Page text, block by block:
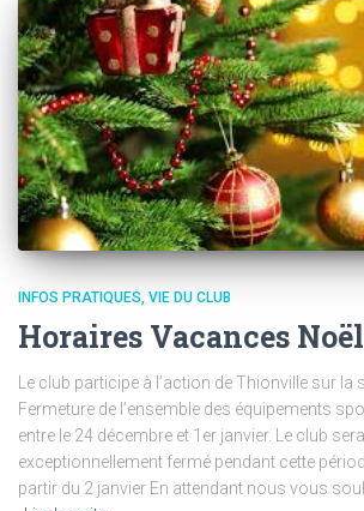
INFOS PRATIQUES VIE DU CLUB
Horaires Vacances Noël
Le club participe à l’action de Thionville sur la
Fermeture de l’ensemble des équipements
entre le 24 décembre et 1er janvier. Le club
exceptionnellement fermé pendant cette
partir du 2 janvier En attendant nous vous